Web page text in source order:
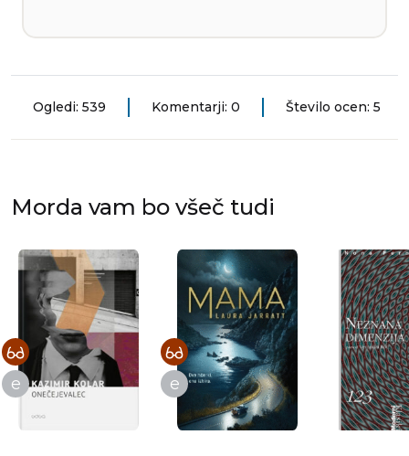
Ogledi: 539 Komentarji: 0 Število ocen: 5
Morda vam bo všeč tudi
e e